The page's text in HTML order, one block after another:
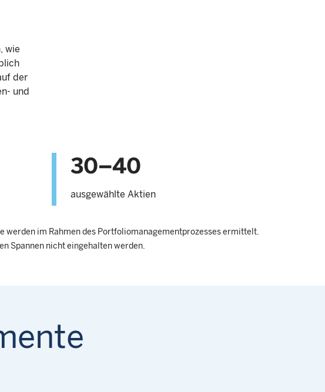
wie
der
und
30–40
ausgewählte Aktien
im Rahmen des Portfoliomanagementprozesses ermittelt.
Spannen nicht eingehalten werden.